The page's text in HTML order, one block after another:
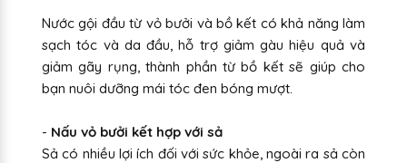
Nước gội đầu từ vỏ bưởi và bồ kết có khả năng làm
sạch tóc và da đầu, hỗ trợ giảm gàu hiệu quả và
giảm gãy rụng, thành phần từ bồ kết sẽ giúp cho
bạn nuôi dưỡng mái tóc đen bóng mượt.
- Nấu vỏ bưởi kết hợp với sả
Sả có nhiều lợi ích đối với sức khỏe, ngoài ra sả còn